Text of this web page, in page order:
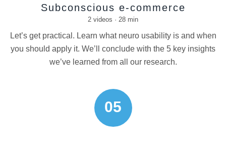
Subconscious e-commerce
2 videos · 28 min
Let’s get practical. Learn what neuro usability is and when
you should apply it. We’ll conclude with the 5 key insights
we’ve learned from all our research.
05